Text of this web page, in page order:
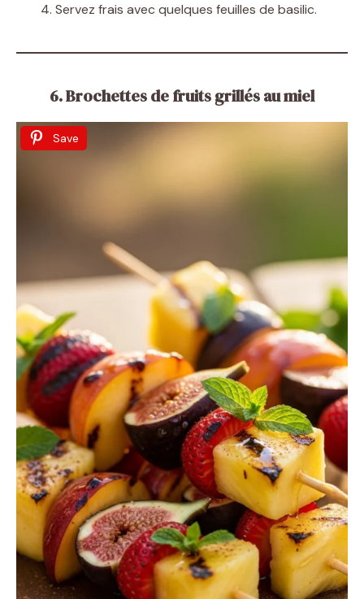
Servez frais avec quelques feuilles de basilic.
6. Brochettes de fruits grillés au miel
Save